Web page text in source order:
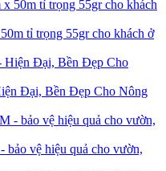
tỉ trọng 55gr cho khách ở
Đại, Bền Đẹp Cho Nông
vệ hiệu quả cho vườn,